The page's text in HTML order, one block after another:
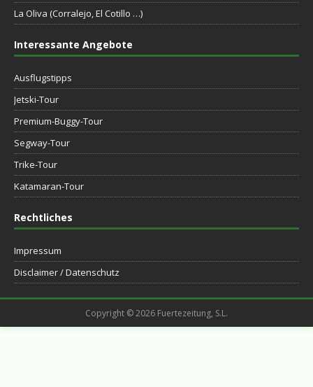
La Oliva (Corralejo, El Cotillo …)
Interessante Angebote
Ausflugstipps
Jetski-Tour
Premium-Buggy-Tour
Segway-Tour
Trike-Tour
Katamaran-Tour
Rechtliches
Impressum
Disclaimer / Datenschutz
Copyright © 2026 Fuertezeitung, S.L.